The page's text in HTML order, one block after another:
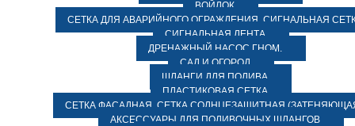
ВОЙЛОК
СЕТКА ДЛЯ АВАРИЙНОГО ОГРАЖДЕНИЯ, СИГНАЛЬНАЯ
СИГНАЛЬНАЯ ЛЕНТА
ДРЕНАЖНЫЙ НАСОС ГНОМ.
САД И ОГОРОД
ШЛАНГИ ДЛЯ ПОЛИВА
ПЛАСТИКОВАЯ СЕТКА
СЕТКА ФАСАДНАЯ. СЕТКА СОЛНЦЕЗАЩИТНАЯ
АКСЕССУАРЫ ДЛЯ ПОЛИВОЧНЫХ ШЛАНГОВ